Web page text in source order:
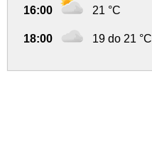
16:00 21 °C
18:00 19 do 21 °C